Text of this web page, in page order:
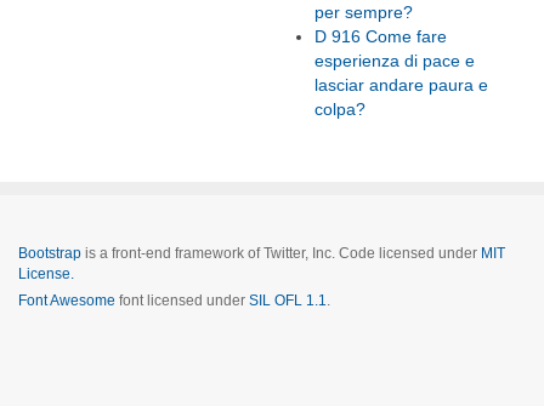
per sempre?
D 916 Come fare
esperienza di pace e
lasciar andare paura e
colpa?
Bootstrap is a front-end framework of Twitter, Inc. Code licensed under MIT
License.
Font Awesome font licensed under SIL OFL 1.1.